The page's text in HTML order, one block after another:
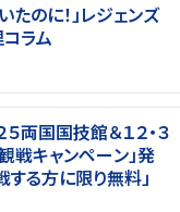
のに！」レジェンズ
ラム
５両国国技館＆１２・３
戦キャンペーン」発
る方に限り無料」